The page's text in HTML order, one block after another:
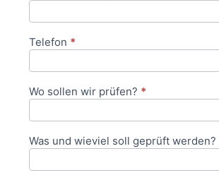
Telefon *
Wo sollen wir prüfen? *
Was und wieviel soll geprüft werden?